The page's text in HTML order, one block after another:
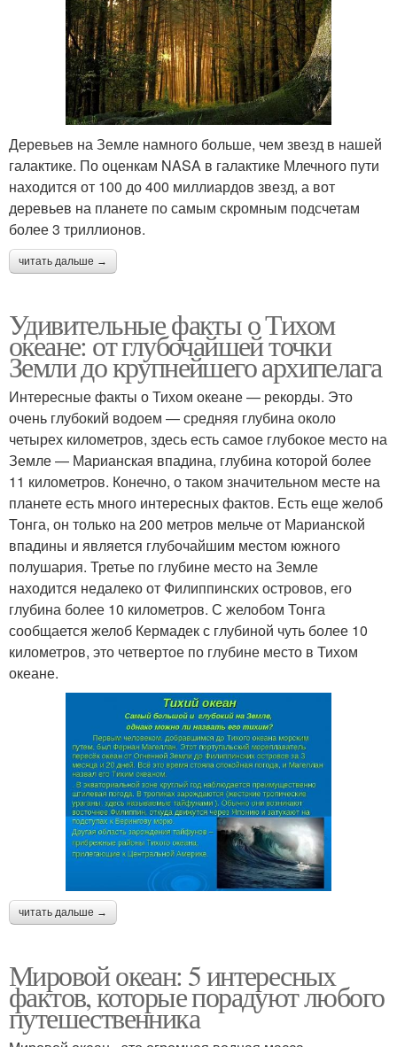
Деревьев на Земле намного больше, чем звезд в нашей
галактике. По оценкам NASA в галактике Млечного пути
находится от 100 до 400 миллиардов звезд, а вот
деревьев на планете по самым скромным подсчетам
более 3 триллионов.
читать дальше →
Удивительные факты о Тихом
океане: от глубочайшей точки
Земли до крупнейшего архипелага
Интересные факты о Тихом океане — рекорды. Это
очень глубокий водоем — средняя глубина около
четырех километров, здесь есть самое глубокое место на
Земле — Марианская впадина, глубина которой более
11 километров. Конечно, о таком значительном месте на
планете есть много интересных фактов. Есть еще желоб
Тонга, он только на 200 метров мельче от Марианской
впадины и является глубочайшим местом южного
полушария. Третье по глубине место на Земле
находится недалеко от Филиппинских островов, его
глубина более 10 километров. С желобом Тонга
сообщается желоб Кермадек с глубиной чуть более 10
километров, это четвертое по глубине место в Тихом
океане.
читать дальше →
Мировой океан: 5 интересных
фактов, которые порадуют любого
путешественника